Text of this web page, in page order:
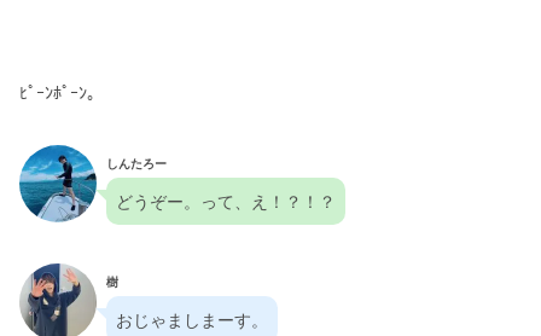
ﾋﾟｰﾝﾎﾟｰﾝ。
しんたろー
どうぞー。って、え！？！？
樹
おじゃましまーす。